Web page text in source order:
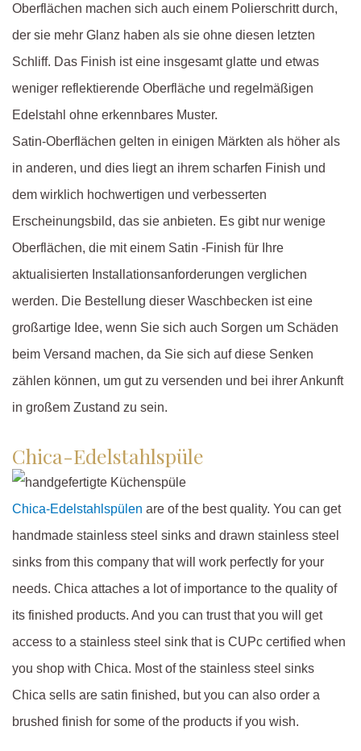
Oberflächen machen sich auch einem Polierschritt durch,
der sie mehr Glanz haben als sie ohne diesen letzten
Schliff. Das Finish ist eine insgesamt glatte und etwas
weniger reflektierende Oberfläche und regelmäßigen
Edelstahl ohne erkennbares Muster.
Satin-Oberflächen gelten in einigen Märkten als höher als
in anderen, und dies liegt an ihrem scharfen Finish und
dem wirklich hochwertigen und verbesserten
Erscheinungsbild, das sie anbieten. Es gibt nur wenige
Oberflächen, die mit einem Satin -Finish für Ihre
aktualisierten Installationsanforderungen verglichen
werden. Die Bestellung dieser Waschbecken ist eine
großartige Idee, wenn Sie sich auch Sorgen um Schäden
beim Versand machen, da Sie sich auf diese Senken
zählen können, um gut zu versenden und bei ihrer Ankunft
in großem Zustand zu sein.
Chica-Edelstahlspüle
Chica-Edelstahlspülen are of the best quality. You can get
handmade stainless steel sinks and drawn stainless steel
sinks from this company that will work perfectly for your
needs. Chica attaches a lot of importance to the quality of
its finished products. And you can trust that you will get
access to a stainless steel sink that is CUPc certified when
you shop with Chica. Most of the stainless steel sinks
Chica sells are satin finished, but you can also order a
brushed finish for some of the products if you wish.